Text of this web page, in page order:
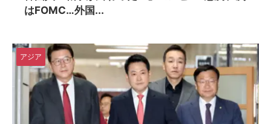
はFOMC…外国...
アジア